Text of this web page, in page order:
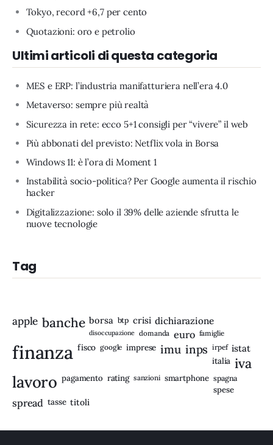
Tokyo, record +6,7 per cento
Quotazioni: oro e petrolio
Ultimi articoli di questa categoria
MES e ERP: l’industria manifatturiera nell’era 4.0
Metaverso: sempre più realtà
Sicurezza in rete: ecco 5+1 consigli per “vivere” il web
Più abbonati del previsto: Netflix vola in Borsa
Windows 11: è l’ora di Moment 1
Instabilità socio-politica? Per Google aumenta il rischio
hacker
Digitalizzazione: solo il 39% delle aziende sfrutta le
nuove tecnologie
Tag
apple banche borsa btp crisi dichiarazione
disoccupazione domanda euro famiglie
finanza fisco google imprese imu inps irpef istat
italia iva
lavoro pagamento rating sanzioni smartphone spagna
spese
spread tasse titoli